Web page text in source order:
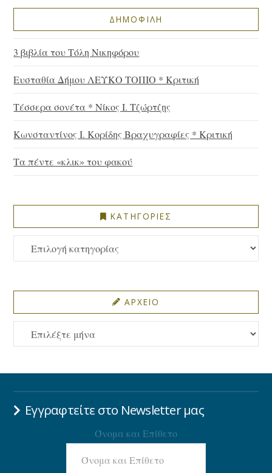
ΔΗΜΟΦΙΛΗ
3 βιβλία του Τόλη Νικηφόρου
Ευσταθία Δήμου ΛΕΥΚΟ ΤΟΠΙΟ * Κριτική
Τέσσερα σονέτα * Νίκος Ι. Τζώρτζης
Κωνσταντίνος Ι. Κορίδης Βραχυγραφίες * Κριτική
Τα πέντε «κλικ» του φακού
ΚΑΤΗΓΟΡΙΕΣ
ΚΑΤΗΓΟΡΙΕΣ
ΑΡΧΕΙΟ
ΑΡΧΕΙΟ
Εγγραφτείτε στο Newsletter μας
Όνομα και Επίθετο